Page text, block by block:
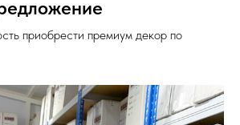
приобрести премиум декор по